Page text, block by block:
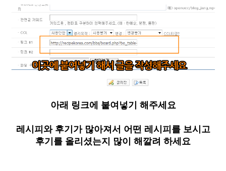
아래 링크에 붙여넣기 해주세요
레시피와 후기가 많아져서 어떤 레시피를 보시고
후기를 올리셨는지 많이 해깔려 하세요